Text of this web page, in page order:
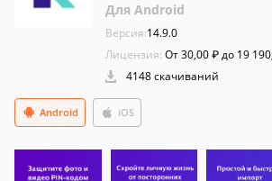
Для Android
Версия:14.9.0
Лицензия: От 30,00 ₽ до 19
4148 скачиваний
Android iOS